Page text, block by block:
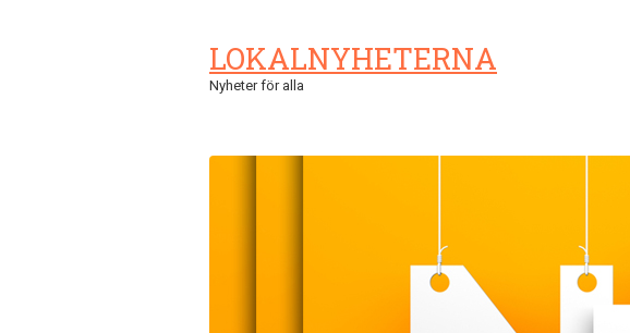
LOKALNYHETERNA
Nyheter för alla